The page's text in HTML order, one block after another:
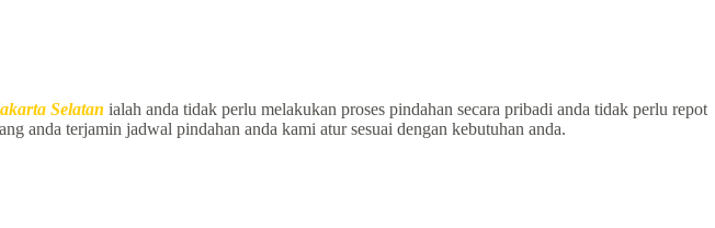
Selatan ialah anda tidak perlu melakukan proses pindahan secara pribadi anda tidak perlu repot
anda terjamin jadwal pindahan anda kami atur sesuai dengan kebutuhan anda.